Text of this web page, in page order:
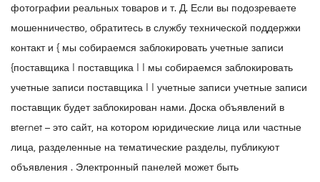
фотографии реальных товаров и т. Д. Если вы подозреваете
мошенничество, обратитесь в службу технической поддержки
контакт и { мы собираемся заблокировать учетные записи
{поставщика | поставщика | | мы собираемся заблокировать
учетные записи поставщика | | учетные записи учетные записи
поставщик будет заблокирован нами. Доска объявлений в
вternet – это сайт, на котором юридические лица или частные
лица, разделенные на тематические разделы, публикуют
объявления . Электронный панелей может быть